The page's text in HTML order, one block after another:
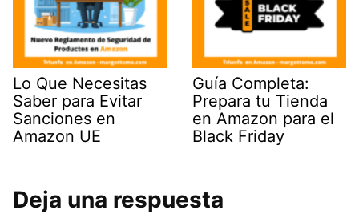
Lo Que Necesitas
Saber para Evitar
Sanciones en
Amazon UE
Guía Completa:
Prepara tu Tienda
en Amazon para el
Black Friday
Deja una respuesta